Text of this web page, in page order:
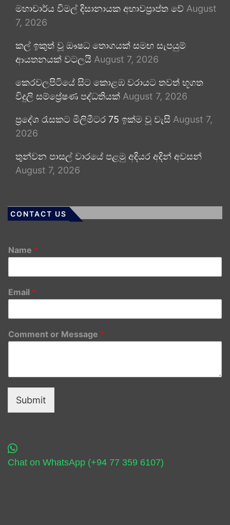
මහාචාර්ය විමල් දිසානායක අභාවප්‍රාප්ත වේ August
7, 2026
කල් ඉකුත් වූ ඖෂධ තොගයක් සමඟ සැපයුම්
ආයතනයක් වටලයි August 7, 2026
කෙරවලපිටියේ සිට කොළඹ වරායට තවත් භූගත
විදුලි සම්ප්‍රේෂණ පද්ධතියක් August 7, 2026
ප්‍රදේශ රැසකට මිලිමීටර 75 ඉක්ම වූ වැසි August 7,
2026
තුන්වන පාසල් වාරයේ පළමු අදියර අදින් අවසන්
August 7, 2026
CONTACT US
Name *
Email *
Comment or Message *
Submit
Chat on WhatsApp (+94 77 359 6107)